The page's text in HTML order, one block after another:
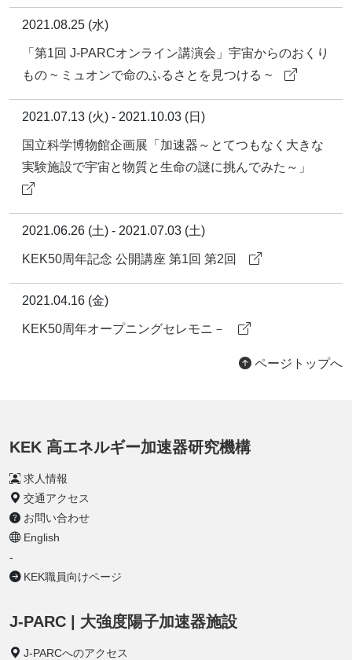
2021.08.25 (水)
「第1回 J-PARCオンライン講演会」宇宙からのおくり
もの ~ ミュオンで命のふるさとを見つける ~
2021.07.13 (火) - 2021.10.03 (日)
国立科学博物館企画展「加速器～とてつもなく大きな
実験施設で宇宙と物質と生命の謎に挑んでみた～」
2021.06.26 (土) - 2021.07.03 (土)
KEK50周年記念 公開講座 第1回 第2回
2021.04.16 (金)
KEK50周年オープニングセレモニ－
ページトップへ
KEK 高エネルギー加速器研究機構
求人情報
交通アクセス
お問い合わせ
English
-
KEK職員向けページ
J-PARC | 大強度陽子加速器施設
J-PARCへのアクセス